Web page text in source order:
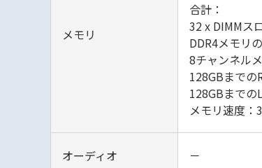
メモリ
合計：
32 x DIMMス
DDR4メモリ
8チャンネル
128GBまでの
128GBまでの
メモリ速度：
オーディオ －